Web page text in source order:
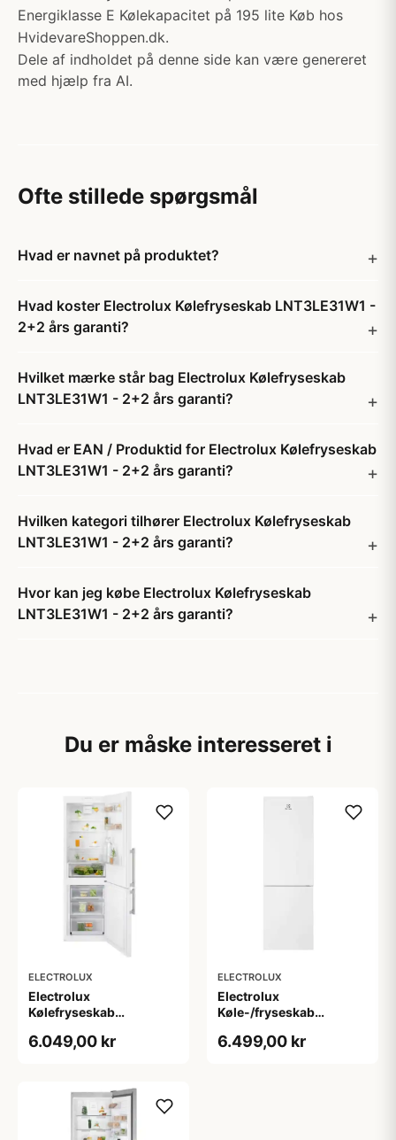
Energiklasse E Kølekapacitet på 195 lite Køb hos
HvidevareShoppen.dk.
Dele af indholdet på denne side kan være genereret
med hjælp fra AI.
Ofte stillede spørgsmål
Hvad er navnet på produktet?
Hvad koster Electrolux Kølefryseskab LNT3LE31W1 -
2+2 års garanti?
Hvilket mærke står bag Electrolux Kølefryseskab
LNT3LE31W1 - 2+2 års garanti?
Hvad er EAN / Produktid for Electrolux Kølefryseskab
LNT3LE31W1 - 2+2 års garanti?
Hvilken kategori tilhører Electrolux Kølefryseskab
LNT3LE31W1 - 2+2 års garanti?
Hvor kan jeg købe Electrolux Kølefryseskab
LNT3LE31W1 - 2+2 års garanti?
Du er måske interesseret i
ELECTROLUX
Electrolux
Kølefryseskab
garanti
6.049,00 kr
ELECTROLUX
Electrolux
Køle-/fryseskab
garanti
6.499,00 kr